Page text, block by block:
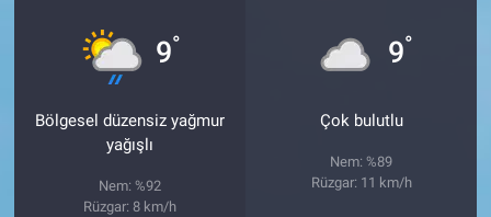
9°
Bölgesel düzensiz yağmur
yağışlı
Nem: %92
Rüzgar: 8 km/h
9°
Çok bulutlu
Nem: %89
Rüzgar: 11 km/h